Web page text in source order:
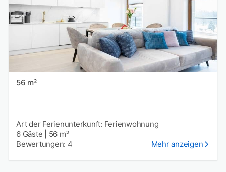
56 m²
Art der Ferienunterkunft: Ferienwohnung
6 Gäste
56 m²
Bewertungen: 4
Mehr anzeigen